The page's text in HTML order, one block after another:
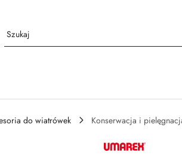
do wiatrówek
Konserwacja i
NAZWA
PRODUCENTA: